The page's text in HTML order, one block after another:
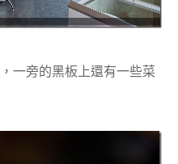
一旁的黑板上還有一些菜